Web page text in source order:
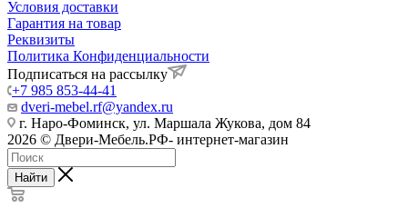
Условия доставки
Гарантия на товар
Реквизиты
Политика Конфиденциальности
Подписаться на рассылку
+7 985 853-44-41
dveri-mebel.rf@yandex.ru
г. Наро-Фоминск, ул. Маршала Жукова, дом 84
2026 © Двери-Мебель.РФ- интернет-магазин
Найти